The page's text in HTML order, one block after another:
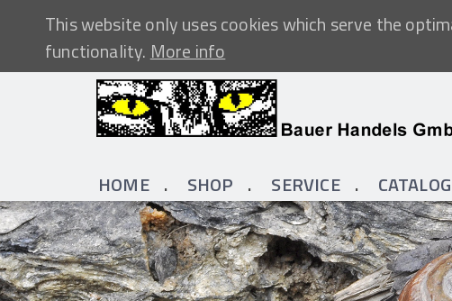
This website only uses cookies which serve the
functionality.More info
HOME SHOP SERVICE